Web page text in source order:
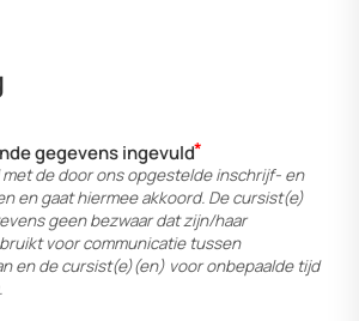
gegevens ingevuld
de door ons opgestelde inschrijf- en
en gaat hiermee akkoord. De cursist(e)
geen bezwaar dat zijn/haar
voor communicatie tussen
en de cursist(e)(en) voor onbepaalde tijd